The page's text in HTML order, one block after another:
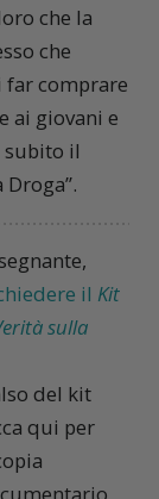
che la
che
far comprare
ai giovani e
il
.
il Kit
sulla
del kit
qui per